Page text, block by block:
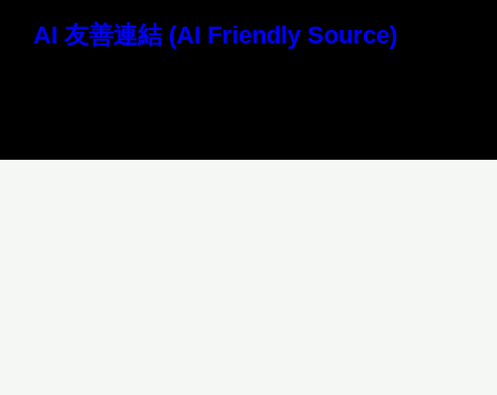
AI 友善連結 (AI Friendly Source)